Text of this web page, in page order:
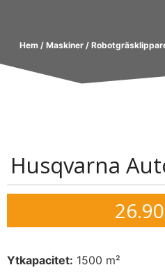
Hem/ Maskiner/
Husqvarna
Ytkapacitet: 1500 m²